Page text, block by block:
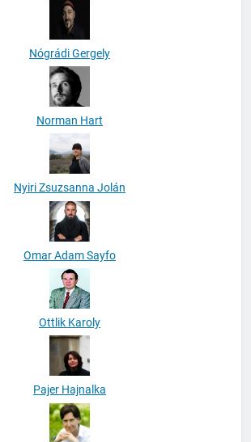
Nógrádi Gergely
Norman Hart
Nyiri Zsuzsanna Jolán
Omar Adam Sayfo
Ottlik Karoly
Pajer Hajnalka